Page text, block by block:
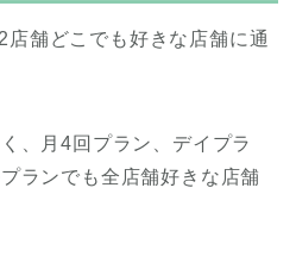
店舗どこでも好きな店舗に通
、月4回プラン、デイプラ
ランでも全店舗好きな店舗